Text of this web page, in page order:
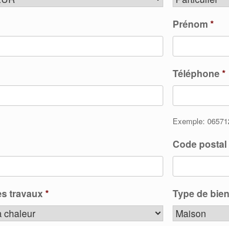
Prénom*
Téléphone*
Exemple:
Code postal
travaux* Type de